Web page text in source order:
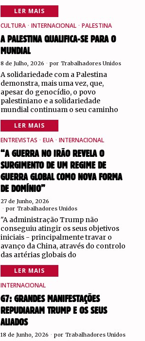
LER MAIS
CULTURA · INTERNACIONAL · PALESTINA
A PALESTINA QUALIFICA-SE PARA O
MUNDIAL
8 de Julho, 2026 por Trabalhadores Unidos
A solidariedade com a Palestina
demonstra, mais uma vez, que,
apesar do genocídio, o povo
palestiniano e a solidariedade
mundial continuam o seu caminho
LER MAIS
ENTREVISTAS · EUA · INTERNACIONAL
“A GUERRA NO IRÃO REVELA O
SURGIMENTO DE UM REGIME DE
GUERRA GLOBAL COMO NOVA FORMA
DE DOMÍNIO”
27 de Junho, 2026
por Trabalhadores Unidos
"A administração Trump não
conseguiu atingir os seus objetivos
iniciais - principalmente travar o
avanço da China, através do controlo
das artérias globais do
LER MAIS
INTERNACIONAL
G7: GRANDES MANIFESTAÇÕES
REPUDIARAM TRUMP E OS SEUS
ALIADOS
18 de Junho, 2026 por Trabalhadores Unidos